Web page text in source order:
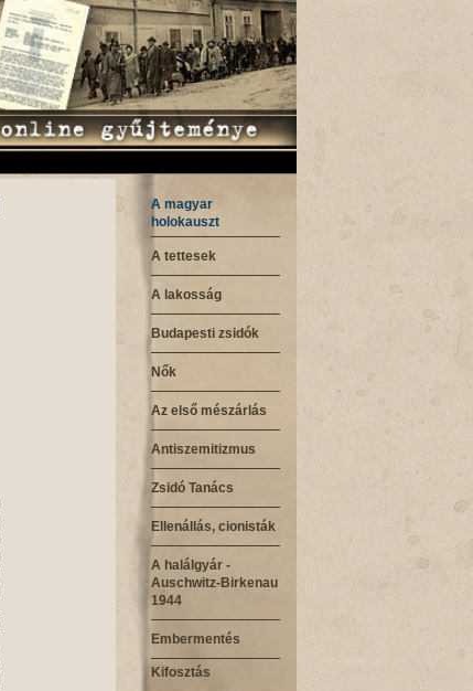
A magyar
holokauszt
A tettesek
A lakosság
Budapesti zsidók
Nők
Az első mészárlás
Antiszemitizmus
Zsidó Tanács
Ellenállás, cionisták
A halálgyár -
Auschwitz-Birkenau
1944
Embermentés
Kifosztás